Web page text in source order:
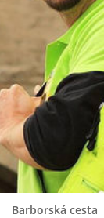
Barborská cesta